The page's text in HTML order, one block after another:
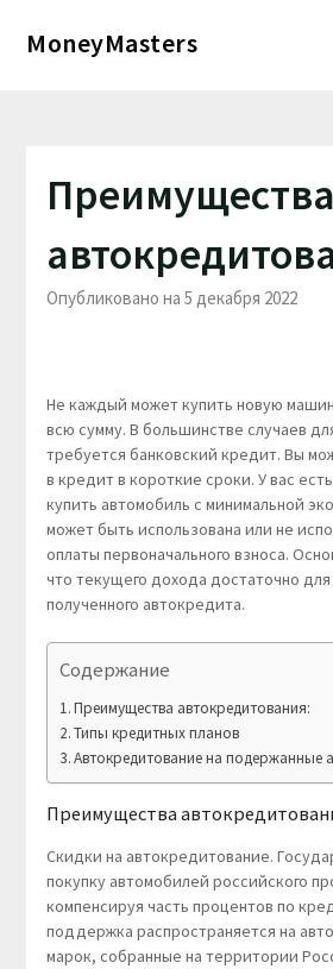
MoneyMasters
Преимущества
Опубликовано на 5 декабря 2022
Не каждый может купить новую
всю сумму. В большинстве случаев
требуется банковский кредит. Вы
в кредит в короткие сроки. У вас
купить автомобиль с минимальной
может быть использована или не
оплаты первоначального взноса.
что текущего дохода достаточно
полученного автокредита.
Содержание
Преимущества автокредитования:
Типы кредитных планов
Автокредитование на подержанные
Преимущества
Скидки на автокредитование.
покупку автомобилей российского
компенсируя часть процентов по
поддержка распространяется на
марок, собранные на территории